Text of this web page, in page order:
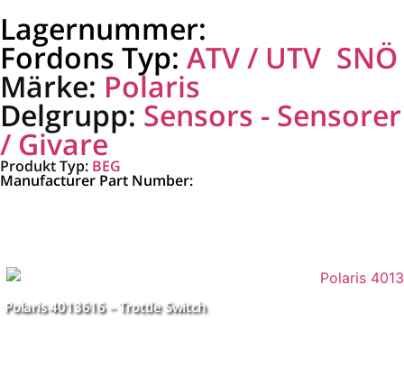
Lagernummer:
Fordons Typ: ATV / UTV SNÖ
Märke: Polaris
Delgrupp: Sensors - Sensorer
/ Givare
Produkt Typ: BEG
Manufacturer Part Number:
Polaris 4013616 – Trottle Switch